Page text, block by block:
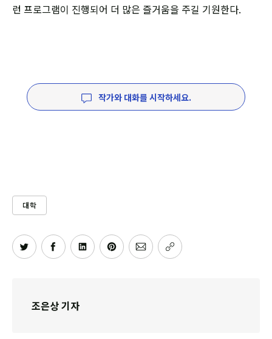
런 프로그램이 진행되어 더 많은 즐거움을 주길 기원한다.
작가와 대화를 시작하세요.
대학
조은상 기자